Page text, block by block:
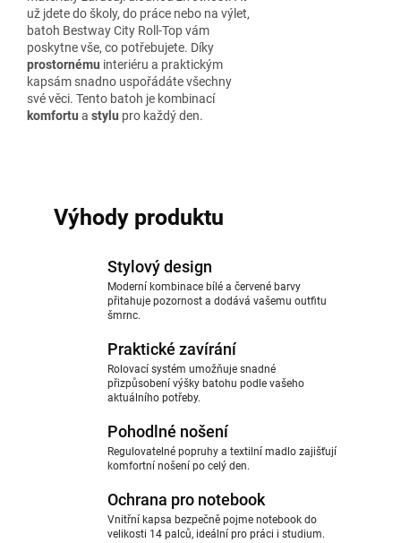
už jdete do školy, do práce nebo na výlet,
batoh Bestway City Roll-Top vám
poskytne vše, co potřebujete. Díky
prostornému interiéru a praktickým
kapsám snadno uspořádáte všechny
své věci. Tento batoh je kombinací
komfortu a stylu pro každý den.
Výhody produktu
Stylový design
Moderní kombinace bílé a červené barvy
přitahuje pozornost a dodává vašemu outfitu
šmrnc.
Praktické zavírání
Rolovací systém umožňuje snadné
přizpůsobení výšky batohu podle vašeho
aktuálního potřeby.
Pohodlné nošení
Regulovatelné popruhy a textilní madlo zajišťují
komfortní nošení po celý den.
Ochrana pro notebook
Vnitřní kapsa bezpečně pojme notebook do
velikosti 14 palců, ideální pro práci i studium.